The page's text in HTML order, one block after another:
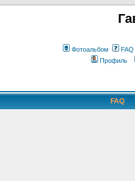
Фотоальбом FAQ
Профиль
FAQ